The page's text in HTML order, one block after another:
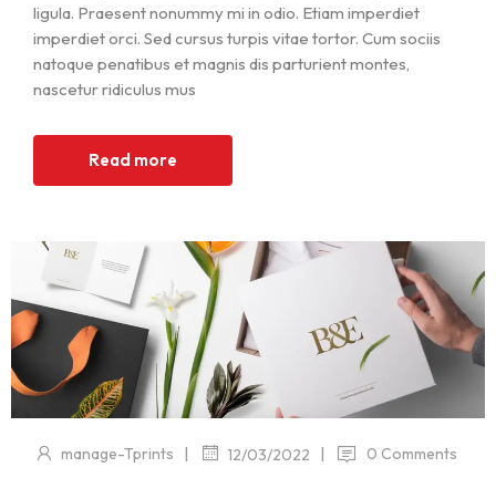
ligula. Praesent nonummy mi in odio. Etiam imperdiet
imperdiet orci. Sed cursus turpis vitae tortor. Cum sociis
natoque penatibus et magnis dis parturient montes,
nascetur ridiculus mus
Read more
manage-Tprints | 12/03/2022 | 0 Comments